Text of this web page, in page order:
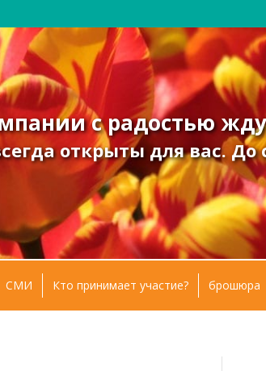
с радостью
открыты для вас. До
СМИ Кто принимает участие? брошюра